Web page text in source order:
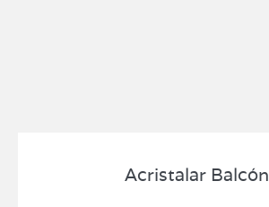
Acristalar Balcón